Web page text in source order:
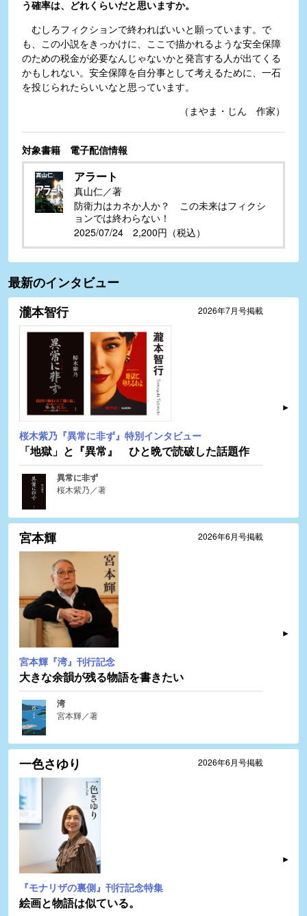
う確率は、どれくらいだと思いますか。
むしろフィクションで終わればいいと願っています。で
も、この小説をきっかけに、ここで描かれるような安全保障
のための税金が必要なんじゃないかと発言する人が出てくる
かもしれない。安全保障を自分事として考えるために、一石
を投じられたらいいなと思っています。
（まやま・じん 作家）
対象書籍 電子配信情報
アラート
真山仁／著
防衛力はカネか人か？ この未来はフィクシ
ョンでは終わらない！
2025/07/24 2,200円（税込）
最新のインタビュー
2026年7月号掲載
瀧本智行
桜木紫乃『異常に非ず』特別インタビュー
「地獄」と『異常』 ひと晩で読破した話題作
異常に非ず
桜木紫乃／著
2026年6月号掲載
宮本輝
宮本輝『湾』刊行記念
大きな余韻が残る物語を書きたい
湾
宮本輝／著
2026年6月号掲載
一色さゆり
『モナリザの裏側』刊行記念特集
絵画と物語は似ている。